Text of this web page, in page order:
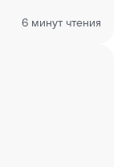
6 минут чтения